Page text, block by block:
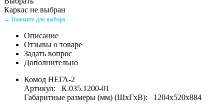
Каркас не выбран
← Нажмите для выбора
Описание
Отзывы о товаре
Задать вопрос
Дополнительно
Комод НЕГА-2
Артикул: К.035.1200-01
Габаритные размеры (мм) (ШхГхВ): 1204х520х884